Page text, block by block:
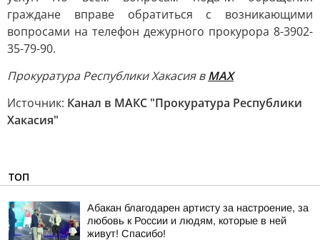
граждане вправе обратиться с возникающими
вопросами на телефон дежурного прокурора 8-3902-
35-79-90.
Прокуратура Республики Хакасия вМАХ
Источник: Канал в МАКС "Прокуратура Республики
Хакасия"
ТОП
Абакан благодарен артисту за настроение, за
любовь к России и людям, которые в ней
живут! Спасибо!